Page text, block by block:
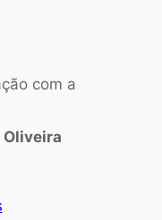
com a
Oliveira